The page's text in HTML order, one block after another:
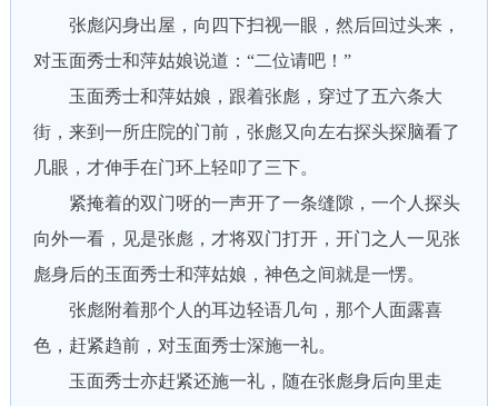
张彪闪身出屋，向四下扫视一眼，然后回过头来，
对玉面秀士和萍姑娘说道：“二位请吧！”
玉面秀士和萍姑娘，跟着张彪，穿过了五六条大
街，来到一所庄院的门前，张彪又向左右探头探脑看了
几眼，才伸手在门环上轻叩了三下。
紧掩着的双门呀的一声开了一条缝隙，一个人探头
向外一看，见是张彪，才将双门打开，开门之人一见张
彪身后的玉面秀士和萍姑娘，神色之间就是一愣。
张彪附着那个人的耳边轻语几句，那个人面露喜
色，赶紧趋前，对玉面秀士深施一礼。
玉面秀士亦赶紧还施一礼，随在张彪身后向里走